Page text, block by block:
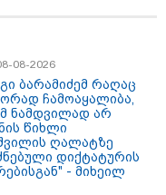
და თავს
- რას ჰყვება
სასტიკად
08-2026
ბარამიძემ რაღაც
ჩამოაყალიბა,
ნამდვილად არ
წიხლი
ღალატზე
დიქტატურის
- მიხეილ